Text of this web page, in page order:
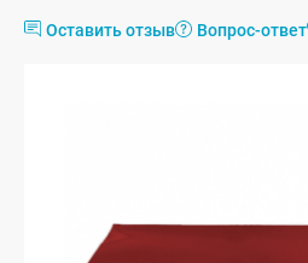
Оставить отзыв Вопрос-ответ